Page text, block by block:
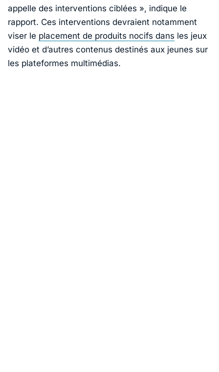
appelle des interventions ciblées », indique le
rapport. Ces interventions devraient notamment
viser le placement de produits nocifs dans les jeux
vidéo et d’autres contenus destinés aux jeunes sur
les plateformes multimédias.